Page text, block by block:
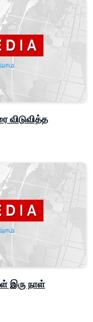
விடுவித்த
இரு நாள்